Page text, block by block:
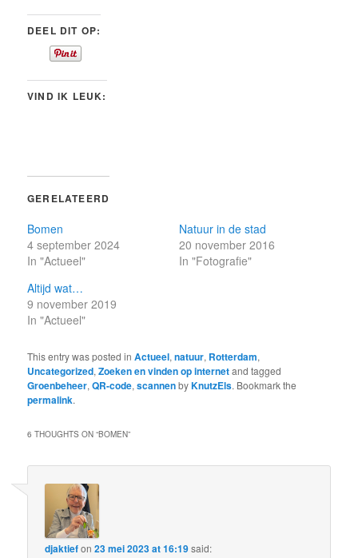
DEEL DIT OP:
VIND IK LEUK:
GERELATEERD
Bomen
4 september 2024
In "Actueel"
Natuur in de stad
20 november 2016
In "Fotografie"
Altijd wat…
9 november 2019
In "Actueel"
This entry was posted inActueel,natuur, Rotterdam,
Uncategorized,Zoeken en vinden op internetand tagged
Groenbeheer,QR-code,scannenbyKnutzEls. Bookmark the
permalink.
6 THOUGHTS ON “BOMEN”
djaktiefon23 mei 2023 at 16:19said: